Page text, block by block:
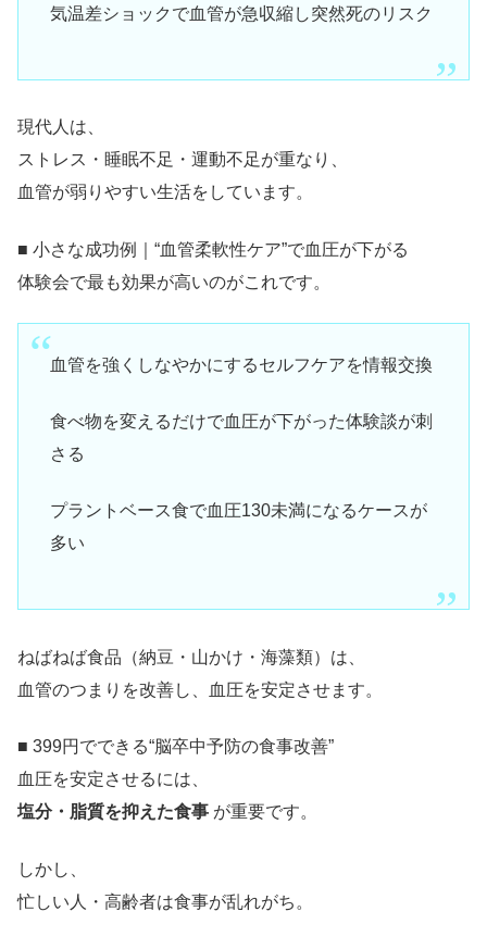
気温差ショックで血管が急収縮し突然死のリスク
現代人は、
ストレス・睡眠不足・運動不足が重なり、
血管が弱りやすい生活をしています。
■ 小さな成功例｜“血管柔軟性ケア”で血圧が下がる
体験会で最も効果が高いのがこれです。
血管を強くしなやかにするセルフケアを情報交換
食べ物を変えるだけで血圧が下がった体験談が刺
さる
プラントベース食で血圧130未満になるケースが
多い
ねばねば食品（納豆・山かけ・海藻類）は、
血管のつまりを改善し、血圧を安定させます。
■ 399円でできる“脳卒中予防の食事改善”
血圧を安定させるには、
塩分・脂質を抑えた食事 が重要です。
しかし、
忙しい人・高齢者は食事が乱れがち。